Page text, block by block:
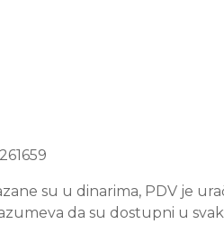
su u dinarima, PDV je
da su dostupni u